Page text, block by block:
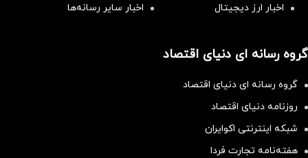
اخبار ارز دیجیتال
اخبار سایر رسانه‌‌ها
گروه رسانه ای دنیای اقتصاد
گروه رسانه ای دنیای اقتصاد
روزنامه دنیای اقتصاد
شبکه اینترنتی اکوایران
هفته‌نامه تجارت فردا